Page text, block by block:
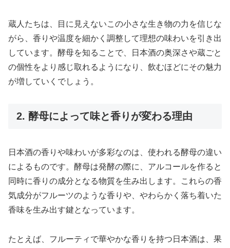
蔵人たちは、目に見えないこの小さな生き物の力を信じな
がら、香りや温度を細かく調整して理想の味わいを引き出
しています。酵母を知ることで、日本酒の奥深さや蔵ごと
の個性をより感じ取れるようになり、飲むほどにその魅力
が増していくでしょう。
2. 酵母によって味と香りが変わる理由
日本酒の香りや味わいが多彩なのは、使われる酵母の違い
によるものです。酵母は発酵の際に、アルコールを作ると
同時に香りの成分となる物質を生み出します。これらの香
気成分がフルーツのような香りや、やわらかく落ち着いた
香味を生み出す鍵となっています。
たとえば、フルーティで華やかな香りを持つ日本酒は、果